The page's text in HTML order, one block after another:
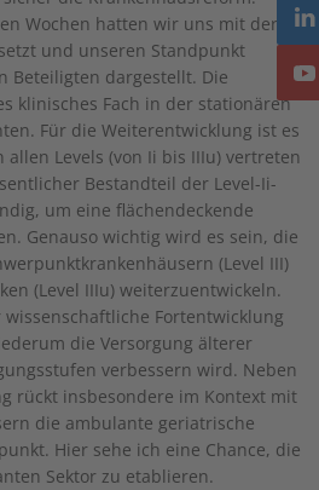
Wochen hatten wir uns mit der
und unseren Standpunkt
Beteiligten dargestellt. Die
klinisches Fach in der stationären
Für die Weiterentwicklung ist es
Levels (von Ii bis IIIu) vertreten
Bestandteil der Level-Ii-
um eine flächendeckende
Genauso wichtig wird es sein, die
(Level III)
(Level IIIu) weiterzuentwickeln.
Fortentwicklung
die Versorgung älterer
verbessern wird. Neben
rückt insbesondere im Kontext mit
die ambulante geriatrische
Hier sehe ich eine Chance, die
Sektor zu etablieren.